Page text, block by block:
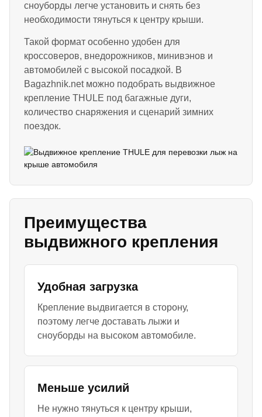
сноуборды легче установить и снять без
необходимости тянуться к центру крыши.
Такой формат особенно удобен для
кроссоверов, внедорожников, минивэнов и
автомобилей с высокой посадкой. В
Bagazhnik.net можно подобрать выдвижное
крепление THULE под багажные дуги,
количество снаряжения и сценарий зимних
поездок.
Преимущества
выдвижного крепления
Удобная загрузка
Крепление выдвигается в сторону,
поэтому легче доставать лыжи и
сноуборды на высоком автомобиле.
Меньше усилий
Не нужно тянуться к центру крыши,